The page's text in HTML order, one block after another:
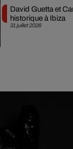
31 juillet 2026
David Guetta et
historique à Ibiza